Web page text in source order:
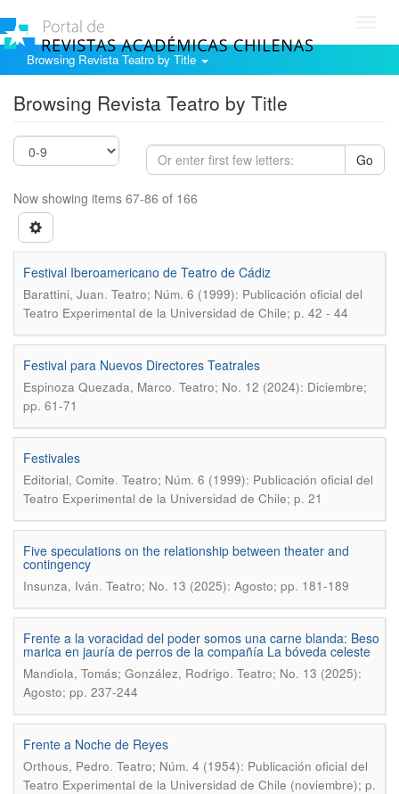
Browsing Revista Teatro by Title
Browsing Revista Teatro by Title
Go
Now showing items 67-86 of 166
Festival Iberoamericano de Teatro de Cádiz
Barattini, Juan. Teatro; Núm. 6 (1999): Publicación oficial del
Teatro Experimental de la Universidad de Chile; p. 42 - 44
Festival para Nuevos Directores Teatrales
Espinoza Quezada, Marco. Teatro; No. 12 (2024): Diciembre;
pp. 61-71
Festivales
Editorial, Comite. Teatro; Núm. 6 (1999): Publicación oficial del
Teatro Experimental de la Universidad de Chile; p. 21
Five speculations on the relationship between theater and
contingency
Insunza, Iván. Teatro; No. 13 (2025): Agosto; pp. 181-189
Frente a la voracidad del poder somos una carne blanda: Beso
marica en jauría de perros de la compañía La bóveda celeste
Mandiola, Tomás; González, Rodrigo. Teatro; No. 13 (2025):
Agosto; pp. 237-244
Frente a Noche de Reyes
Orthous, Pedro. Teatro; Núm. 4 (1954): Publicación oficial del
Teatro Experimental de la Universidad de Chile (noviembre); p.